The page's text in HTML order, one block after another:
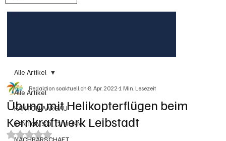
Alle Artikel
KANTON AARGAU
KANTON SOLOTHURN
Alle Artikel
Übung mit Helikopterflügen beim
Kernkraftwerk Leibstadt
Redaktion soaktuell.ch8. Apr. 20221 Min. Lesezeit
Mit NaN von 5 Sternen bewertet.